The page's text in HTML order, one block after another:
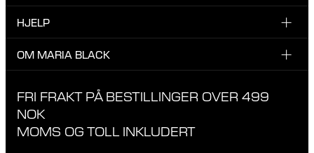
Registrer deg for vårt nyhetsbrev og bli den første som blir
nyheter fra Maria Black.
INSTAGRAM
TIKTOK
HJELP
KUNDESERVICE & KONTAKT
LEVERING
RETNINGSLINJER FOR PERSONVERN
OM MARIA BLACK
ANSVAR & MATERIALER
BUTIKKER
FRI FRAKT PÅ BESTILLINGER OVER 499
NOK
MOMS OG TOLL INKLUDERT